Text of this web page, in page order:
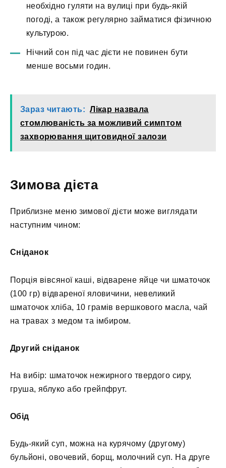
необхідно гуляти на вулиці при будь-якій
погоді, а також регулярно займатися фізичною
культурою.
Нічний сон під час дієти не повинен бути
менше восьми годин.
Зараз читають: Лікар назвала
стомлюваність за можливий симптом
захворювання щитовидної залози
Зимова дієта
Приблизне меню зимової дієти може виглядати
наступним чином:
Сніданок
Порція вівсяної каші, відварене яйце чи шматочок
(100 гр) відвареної яловичини, невеликий
шматочок хліба, 10 грамів вершкового масла, чай
на травах з медом та імбиром.
Другий сніданок
На вибір: шматочок нежирного твердого сиру,
груша, яблуко або грейпфрут.
Обід
Будь-який суп, можна на курячому (другому)
бульйоні, овочевий, борщ, молочний суп. На друге